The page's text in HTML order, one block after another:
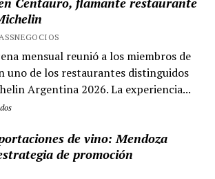
mensual reunió a los miembros de
uno de los restaurantes distinguidos
Argentina 2026. La experiencia...
de vino: Mendoza
de promoción